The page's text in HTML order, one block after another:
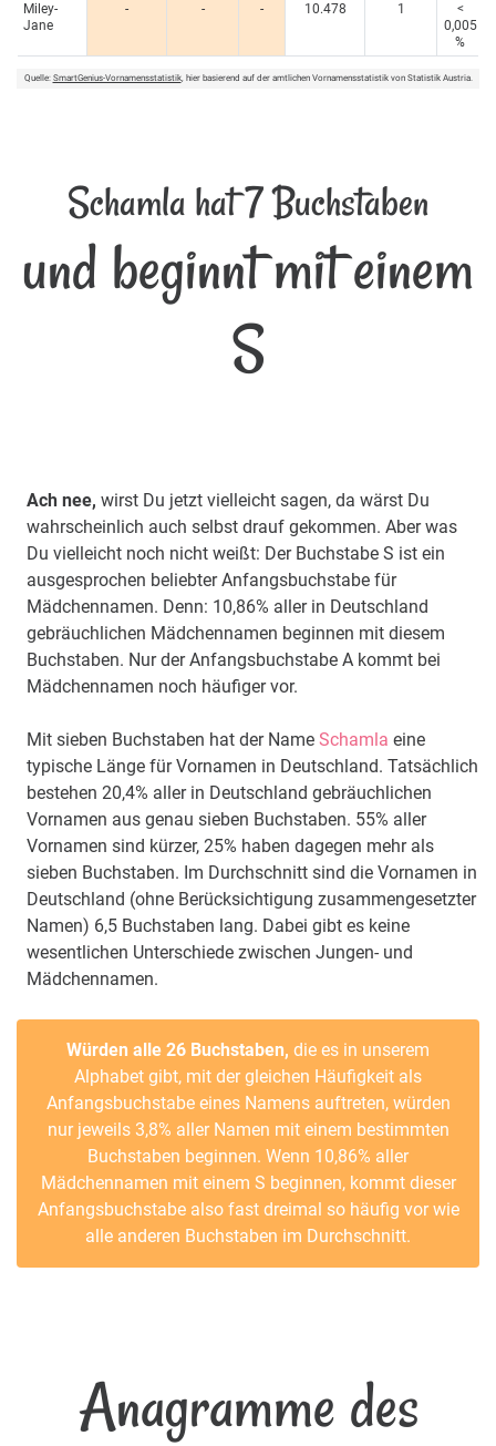
Miley-
Jane
- - - 10.478 1
<
0,005
%
Quelle: SmartGenius-Vornamensstatistik, hier basierend auf der amtlichen Vornamensstatistik von Statistik Austria.
Schamla hat 7 Buchstaben
und beginnt mit einem
S
Ach nee, wirst Du jetzt vielleicht sagen, da wärst Du
wahrscheinlich auch selbst drauf gekommen. Aber was
Du vielleicht noch nicht weißt: Der Buchstabe S ist ein
ausgesprochen beliebter Anfangsbuchstabe für
Mädchennamen. Denn: 10,86% aller in Deutschland
gebräuchlichen Mädchennamen beginnen mit diesem
Buchstaben. Nur der Anfangsbuchstabe A kommt bei
Mädchennamen noch häufiger vor.
Mit sieben Buchstaben hat der Name Schamla eine
typische Länge für Vornamen in Deutschland. Tatsächlich
bestehen 20,4% aller in Deutschland gebräuchlichen
Vornamen aus genau sieben Buchstaben. 55% aller
Vornamen sind kürzer, 25% haben dagegen mehr als
sieben Buchstaben. Im Durchschnitt sind die Vornamen in
Deutschland (ohne Berücksichtigung zusammengesetzter
Namen) 6,5 Buchstaben lang. Dabei gibt es keine
wesentlichen Unterschiede zwischen Jungen- und
Mädchennamen.
Würden alle 26 Buchstaben, die es in unserem
Alphabet gibt, mit der gleichen Häufigkeit als
Anfangsbuchstabe eines Namens auftreten, würden
nur jeweils 3,8% aller Namen mit einem bestimmten
Buchstaben beginnen. Wenn 10,86% aller
Mädchennamen mit einem S beginnen, kommt dieser
Anfangsbuchstabe also fast dreimal so häufig vor wie
alle anderen Buchstaben im Durchschnitt.
Anagramme des